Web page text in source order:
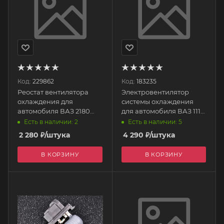
Код: 229862
Реостат вентилятора
охлаждения для
автомобиля ВАЗ 2180
VESTA, X-ray, LOGAN,
Есть в наличии: 2
2 280 ₽/штука
В КОРЗИНУ
Код: 183235
Электровентилятор
системы охлаждения
для автомобиля ВАЗ 1118
в сборе с кожухом (без
резистора) "ВЕНТО"
11180-1300025-11 АвтоВАЗ
Есть в наличии: 5
4 290 ₽/штука
В КОРЗИНУ